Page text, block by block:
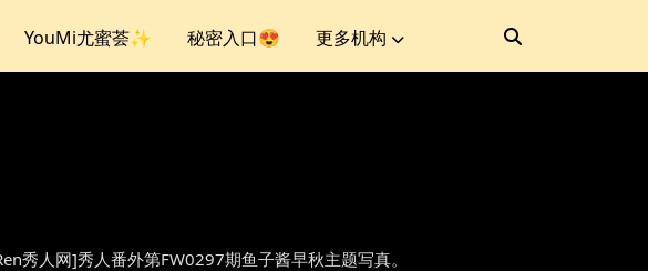
YouMi尤蜜荟✨ 秘密入口😍 更多机构
秀人网]秀人番外第FW0297期鱼子酱早秋主题写真。